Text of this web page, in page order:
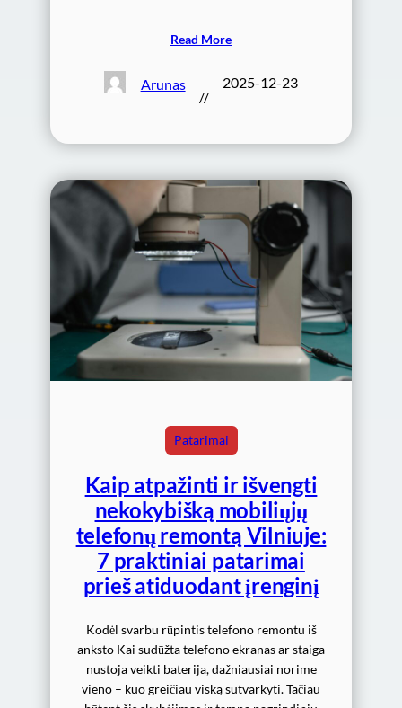
Read More
Arunas
//
2025-12-23
Patarimai
Kaip atpažinti ir išvengti
nekokybišką mobiliųjų
telefonų remontą Vilniuje:
7 praktiniai patarimai
prieš atiduodant įrenginį
Kodėl svarbu rūpintis telefono remontu iš
anksto Kai sudūžta telefono ekranas ar staiga
nustoja veikti baterija, dažniausiai norime
vieno – kuo greičiau viską sutvarkyti. Tačiau